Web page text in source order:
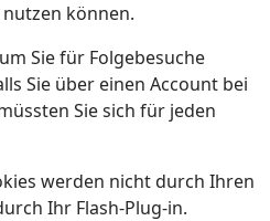
können.
Sie für Folgebesuche
Sie über einen Account bei
Sie sich für jeden
werden nicht durch Ihren
Ihr Flash-Plug-in.